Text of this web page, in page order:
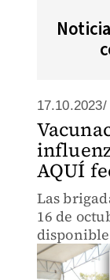
17.10.2023/
AQUÍ
Las
16 de